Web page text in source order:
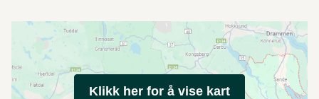
Klikk her for å vise kart